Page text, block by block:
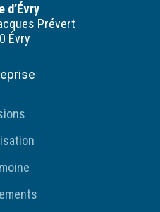
d’Évry
Prévert
Évry